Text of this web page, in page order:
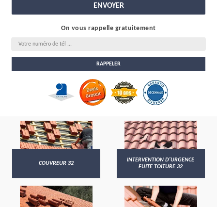
On vous rappelle gratuitement
COUVREUR 32
INTERVENTION D'URGENCE
FUITE TOITURE 32